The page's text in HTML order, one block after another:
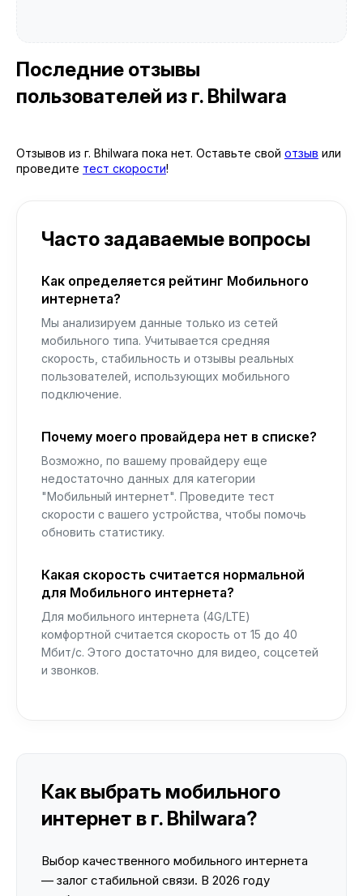
Последние отзывы
пользователей из г. Bhilwara
Отзывов из г. Bhilwara пока нет. Оставьте свой отзыв или
проведите тест скорости!
Часто задаваемые вопросы
Как определяется рейтинг Мобильного
интернета?
Мы анализируем данные только из сетей
мобильного типа. Учитывается средняя
скорость, стабильность и отзывы реальных
пользователей, использующих мобильного
подключение.
Почему моего провайдера нет в списке?
Возможно, по вашему провайдеру еще
недостаточно данных для категории
"Мобильный интернет". Проведите тест
скорости с вашего устройства, чтобы помочь
обновить статистику.
Какая скорость считается нормальной
для Мобильного интернета?
Для мобильного интернета (4G/LTE)
комфортной считается скорость от 15 до 40
Мбит/с. Этого достаточно для видео, соцсетей
и звонков.
Как выбрать мобильного
интернет в г. Bhilwara?
Выбор качественного мобильного интернета
— залог стабильной связи. В 2026 году